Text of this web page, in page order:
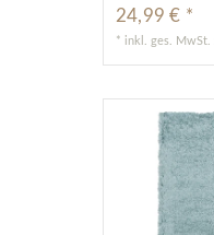
24,99 € *
* inkl. ges. MwSt.